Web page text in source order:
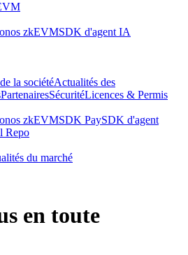
zkEVMSDK d'agent IA
la sociétéActualités des
PartenairesSécuritéLicences & Permis
zkEVMSDK PaySDK d'agent
Repo
du marché
en toute